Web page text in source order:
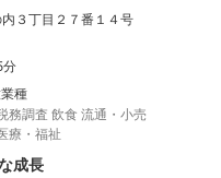
３丁目２７番１４号
分
種
務調査 飲食 流通・小売
療・福祉
成長